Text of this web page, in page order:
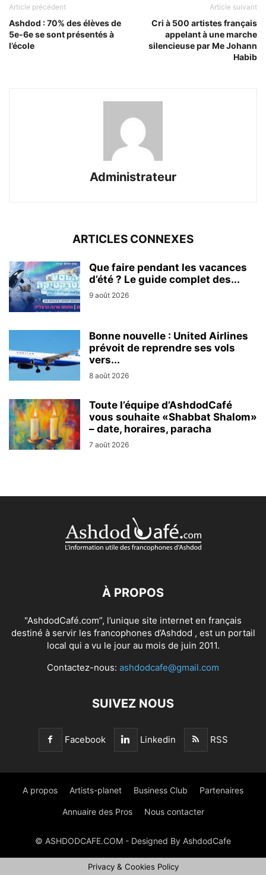
Article précédent
Ashdod : 70% des élèves de
5e-6e se sont présentés à
l’école
Article suivant
Cri à 500 artistes français
appelant à une marche
silencieuse par Me Johann
Habib
Administrateur
ARTICLES CONNEXES
Que faire pendant les vacances
d’été ? Le guide complet des...
9 août 2026
Bonne nouvelle : United Airlines
prévoit de reprendre ses vols
vers...
8 août 2026
Toute l’équipe d’AshdodCafé
vous souhaite «Shabbat Shalom»
– date, horaires, paracha
7 août 2026
À PROPOS
"AshdodCafé.com”, l’unique site internet en français
destiné à servir les francophones d’Ashdod , est un portail
local qui a vu le jour au mois de juin 2011.
Contactez-nous: ashdodcafe@gmail.com
SUIVEZ NOUS
Facebook Linkedin RSS
A propos Artists-planet Business Club Partenaires
Annuaire des Pros Nous contacter
© ASHDODCAFE.COM - Designed By AshdodCafe
Privacy & Cookies Policy